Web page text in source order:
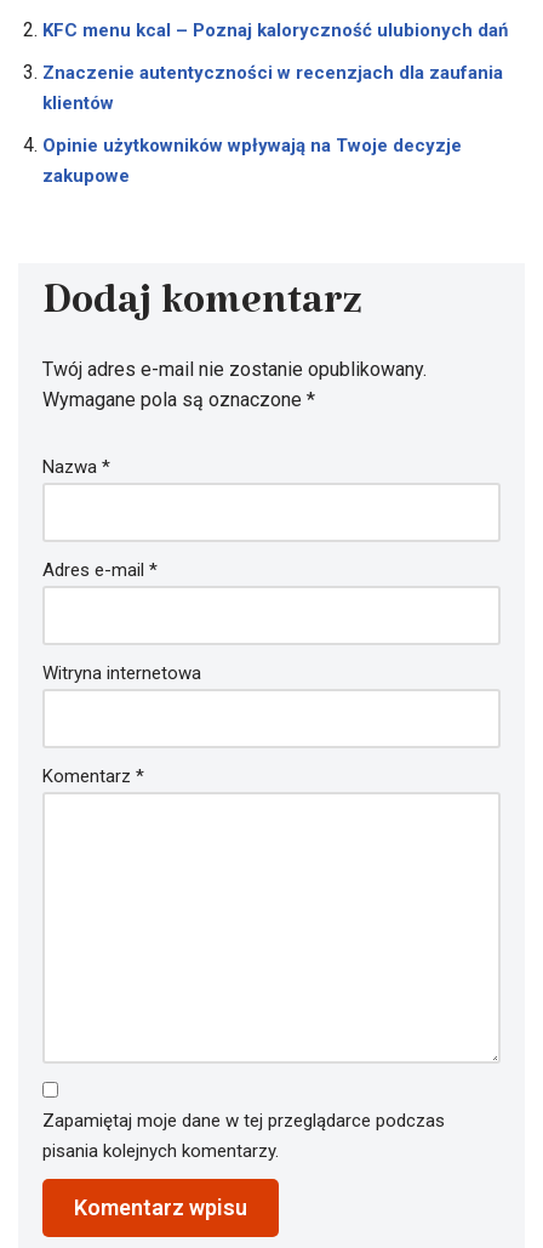
KFC menu kcal – Poznaj kaloryczność ulubionych dań
Znaczenie autentyczności w recenzjach dla zaufania
klientów
Opinie użytkowników wpływają na Twoje decyzje
zakupowe
Dodaj komentarz
Twój adres e-mail nie zostanie opublikowany.
Wymagane pola są oznaczone *
Nazwa *
Adres e-mail *
Witryna internetowa
Komentarz *
Zapamiętaj moje dane w tej przeglądarce podczas
pisania kolejnych komentarzy.